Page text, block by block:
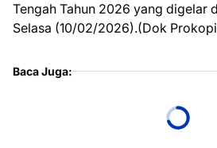
Tengah Tahun 2026 yang digelar
Selasa (10/02/2026).(Dok
Baca Juga: